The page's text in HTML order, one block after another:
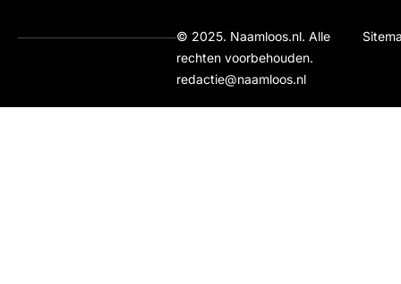
© 2025. Naamloos.nl. Alle
rechten voorbehouden.
redactie@naamloos.nl